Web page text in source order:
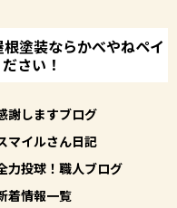
塗装ならかべやねペイ
さい！
謝しますブログ
マイルさん日記
力投球！職人ブログ
着情報一覧